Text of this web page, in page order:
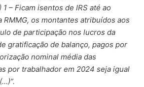
1 – Ficam isentos de IRS até ao
RMMG, os montantes atribuídos aos
de participação nos lucros da
gratificação de balanço, pagos por
nominal média das
por trabalhador em 2024 seja igual